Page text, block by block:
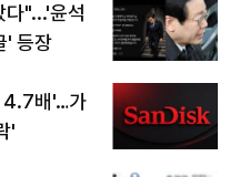
다"...'윤석
' 등장
4.7배'…가
'